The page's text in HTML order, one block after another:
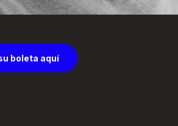
boleta aquí